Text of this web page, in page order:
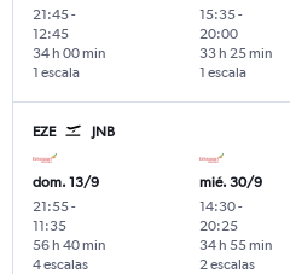
21:45-
12:45
1 escala
34 h 00 min
15:35-
20:00
1 escala
33 h 25 min
EZE JNB
dom. 13/9
21:55-
11:35
4 escalas
56 h 40 min
mié. 30/9
14:30-
20:25
2 escalas
34 h 55 min